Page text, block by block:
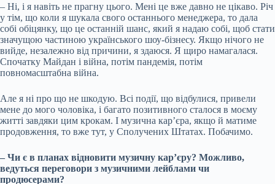
– Ні, і я навіть не прагну цього. Мені це вже давно не цікаво. Річ
у тім, що коли я шукала свого останнього менеджера, то дала
собі обіцянку, що це останній шанс, який я надаю собі, щоб стати
значущою частиною українського шоу-бізнесу. Якщо нічого не
вийде, незалежно від причини, я здаюся. Я щиро намагалася.
Спочатку Майдан і війна, потім пандемія, потім
повномасштабна війна.
Але я ні про що не шкодую. Всі події, що відбулися, привели
мене до мого чоловіка, і багато позитивного сталося в моєму
житті завдяки цим крокам. І музична кар’єра, якщо й матиме
продовження, то вже тут, у Сполучених Штатах. Побачимо.
– Чи є в планах відновити музичну кар’єру? Можливо,
ведуться переговори з музичними лейблами чи
продюсерами?